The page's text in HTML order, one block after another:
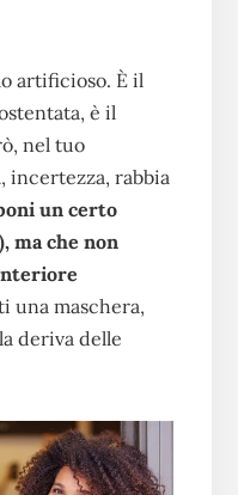
artificioso. È il
è il
nel tuo
incertezza, rabbia
un certo
ma che non
una maschera,
deriva delle